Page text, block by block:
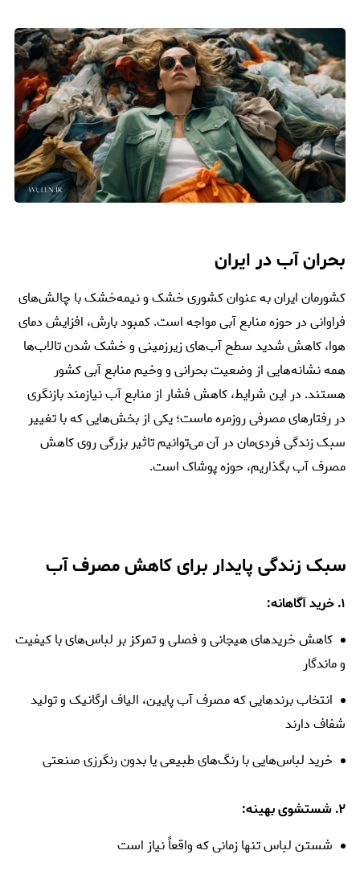
بحران آب در ایران
کشورمان ایران به عنوان کشوری خشک و نیمه‌خشک با چالش‌های
فراوانی در حوزه منابع آبی مواجه است. کمبود بارش، افزایش دمای
هوا، کاهش شدید سطح آب‌های زیرزمینی و خشک شدن تالاب‌ها
همه نشانه‌هایی از وضعیت بحرانی و وخیم منابع آبی کشور
هستند. در این شرایط، کاهش فشار از منابع آب نیازمند بازنگری
در رفتارهای مصرفی روزمره ماست؛ یکی از بخش‌هایی که با تغییر
سبک زندگی فردی‌مان در آن می‌توانیم تاثیر بزرگی روی کاهش
مصرف آب بگذاریم، حوزه پوشاک است.
سبک زندگی پایدار برای کاهش مصرف آب
۱. خرید آگاهانه:
کاهش خریدهای هیجانی و فصلی و تمرکز بر لباس‌های با کیفیت
و ماندگار
انتخاب برندهایی که مصرف آب پایین، الیاف ارگانیک و تولید
شفاف دارند
خرید لباس‌هایی با رنگ‌های طبیعی یا بدون رنگرزی صنعتی
۲. شستشوی بهینه:
شستن لباس تنها زمانی که واقعاً نیاز است